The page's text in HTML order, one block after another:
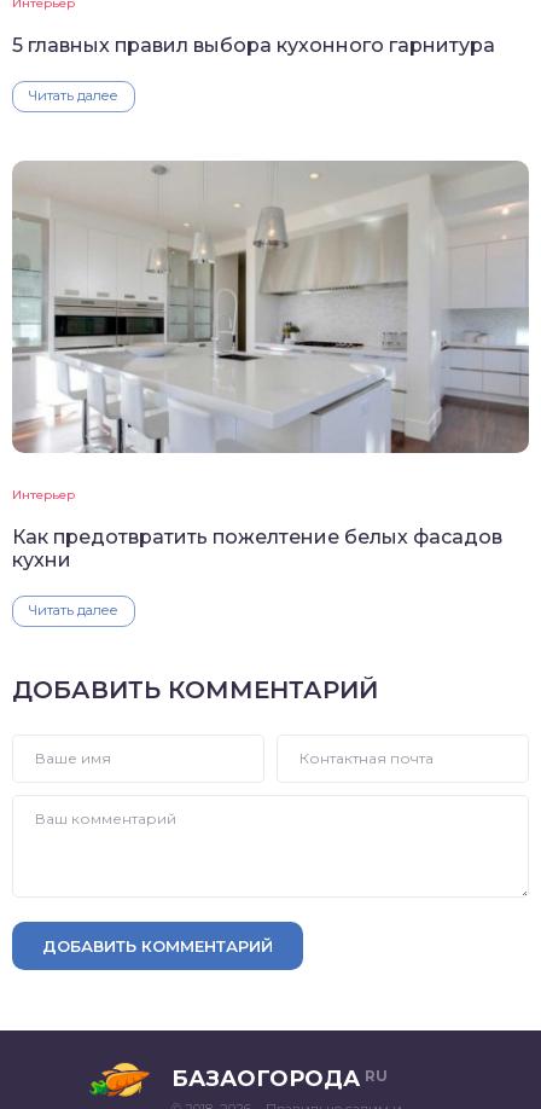
5 главных правил выбора кухонного гарнитура
Читать далее
Интерьер
Как предотвратить пожелтение белых фасадов
кухни
Читать далее
ДОБАВИТЬ КОММЕНТАРИЙ
ДОБАВИТЬ КОММЕНТАРИЙ
БАЗАОГОРОДА RU